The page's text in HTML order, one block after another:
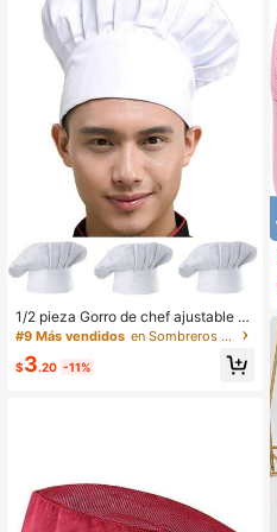
1/2 pieza Gorro de chef ajustable c
on elástico para adultos, para cocin
ones, festivales, viajes
#9 Más vendidos en Sombreros de trabajo para hombres
$3.20 -11%